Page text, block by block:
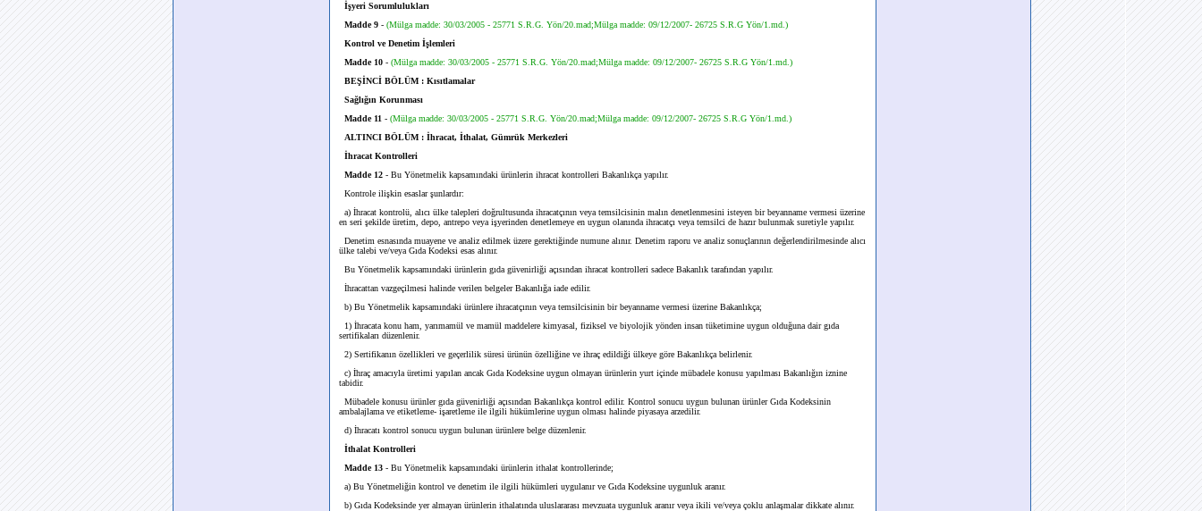
İşyeri Sorumlulukları
Madde 9 - (Mülga madde: 30/03/2005 - 25771 S.R.G. Yön/20.mad;Mülga madde: 09/12/2007- 26725 S.R.G Yön/1.md.)
Kontrol ve Denetim İşlemleri
Madde 10 - (Mülga madde: 30/03/2005 - 25771 S.R.G. Yön/20.mad;Mülga madde: 09/12/2007- 26725 S.R.G Yön/1.md.)
BEŞİNCİ BÖLÜM : Kısıtlamalar
Sağlığın Korunması
Madde 11 - (Mülga madde: 30/03/2005 - 25771 S.R.G. Yön/20.mad;Mülga madde: 09/12/2007- 26725 S.R.G Yön/1.md.)
ALTINCI BÖLÜM : İhracat, İthalat, Gümrük Merkezleri
İhracat Kontrolleri
Madde 12 - Bu Yönetmelik kapsamındaki ürünlerin ihracat kontrolleri Bakanlıkça yapılır.
Kontrole ilişkin esaslar şunlardır:
a) İhracat kontrolü, alıcı ülke talepleri doğrultusunda ihracatçının veya temsilcisinin malın denetlenmesini isteyen bir beyanname vermesi üzerine
en seri şekilde üretim, depo, antrepo veya işyerinden denetlemeye en uygun olanında ihracatçı veya temsilci de hazır bulunmak suretiyle yapılır.
Denetim esnasında muayene ve analiz edilmek üzere gerektiğinde numune alınır. Denetim raporu ve analiz sonuçlarının değerlendirilmesinde alıcı
ülke talebi ve/veya Gıda Kodeksi esas alınır.
Bu Yönetmelik kapsamındaki ürünlerin gıda güvenirliği açısından ihracat kontrolleri sadece Bakanlık tarafından yapılır.
İhracattan vazgeçilmesi halinde verilen belgeler Bakanlığa iade edilir.
b) Bu Yönetmelik kapsamındaki ürünlere ihracatçının veya temsilcisinin bir beyanname vermesi üzerine Bakanlıkça;
1) İhracata konu ham, yarımamül ve mamül maddelere kimyasal, fiziksel ve biyolojik yönden insan tüketimine uygun olduğuna dair gıda
sertifikaları düzenlenir.
2) Sertifikanın özellikleri ve geçerlilik süresi ürünün özelliğine ve ihraç edildiği ülkeye göre Bakanlıkça belirlenir.
c) İhraç amacıyla üretimi yapılan ancak Gıda Kodeksine uygun olmayan ürünlerin yurt içinde mübadele konusu yapılması Bakanlığın iznine
tabidir.
Mübadele konusu ürünler gıda güvenirliği açısından Bakanlıkça kontrol edilir. Kontrol sonucu uygun bulunan ürünler Gıda Kodeksinin
ambalajlama ve etiketleme- işaretleme ile ilgili hükümlerine uygun olması halinde piyasaya arzedilir.
d) İhracatı kontrol sonucu uygun bulunan ürünlere belge düzenlenir.
İthalat Kontrolleri
Madde 13 - Bu Yönetmelik kapsamındaki ürünlerin ithalat kontrollerinde;
a) Bu Yönetmeliğin kontrol ve denetim ile ilgili hükümleri uygulanır ve Gıda Kodeksine uygunluk aranır.
b) Gıda Kodeksinde yer almayan ürünlerin ithalatında uluslararası mevzuata uygunluk aranır veya ikili ve/veya çoklu anlaşmalar dikkate alınır.